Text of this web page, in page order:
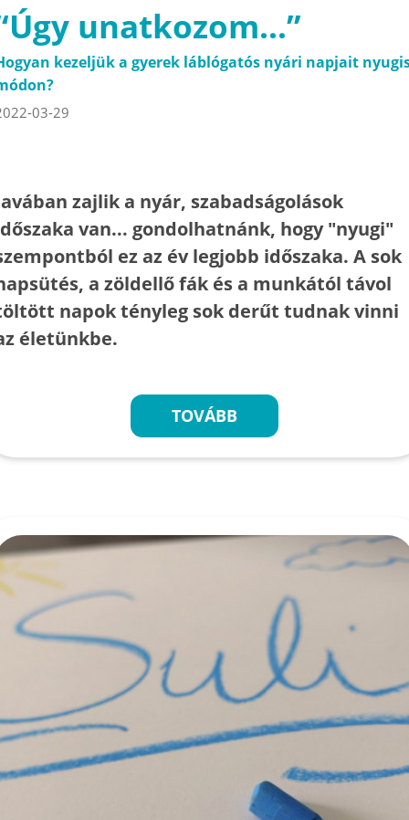
unatkozom…”
kezeljük a gyerek láblógatós nyári napjait
03-29
zajlik a nyár, szabadságolások
van... gondolhatnánk, hogy "nyugi"
ez az év legjobb időszaka. A sok
a zöldellő fák és a munkától távol
napok tényleg sok derűt tudnak vinni
életünkbe.
TOVÁBB